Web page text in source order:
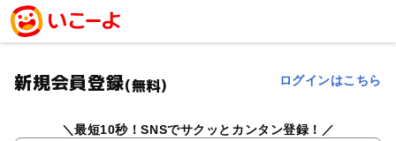
新規会員登録(無料) ログインはこちら
最短10秒！SNSでサクッとカンタン登録！